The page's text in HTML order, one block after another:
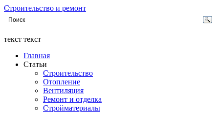
Строительство и ремонт
текст текст
Главная
Статьи
Строительство
Отопление
Вентиляция
Ремонт и отделка
Стройматериалы